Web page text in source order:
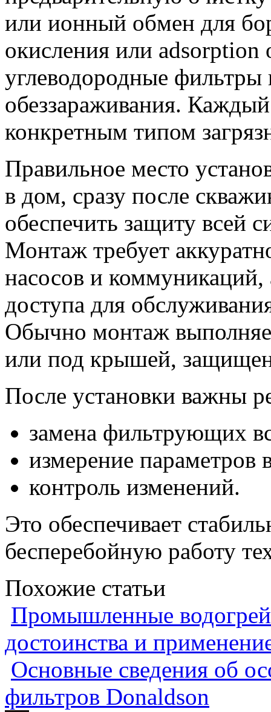
или ионный обмен для
окисления или adsorption
углеводородные
обеззараживания.
конкретным типом
Правильное место
в дом, сразу после
обеспечить защиту всей
Монтаж требует
насосов и коммуникаций,
доступа для
Обычно монтаж
или под крышей,
После установки важны
замена фильтрующих
измерение параметров
контроль изменений.
Это обеспечивает
бесперебойную работу
Похожие статьи
Промышленные
достоинства и
Основные сведения об
фильтров Donaldson